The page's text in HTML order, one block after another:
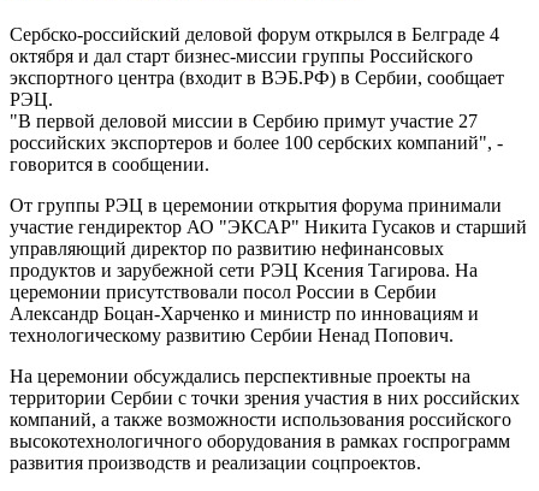
Сербско-российский деловой форум открылся в Белграде 4
октября и дал старт бизнес-миссии группы Российского
экспортного центра (входит в ВЭБ.РФ) в Сербии, сообщает
РЭЦ.
"В первой деловой миссии в Сербию примут участие 27
российских экспортеров и более 100 сербских компаний", -
говорится в сообщении.
От группы РЭЦ в церемонии открытия форума принимали
участие гендиректор АО "ЭКСАР" Никита Гусаков и старший
управляющий директор по развитию нефинансовых
продуктов и зарубежной сети РЭЦ Ксения Тагирова. На
церемонии присутствовали посол России в Сербии
Александр Боцан-Харченко и министр по инновациям и
технологическому развитию Сербии Ненад Попович.
На церемонии обсуждались перспективные проекты на
территории Сербии с точки зрения участия в них российских
компаний, а также возможности использования российского
высокотехнологичного оборудования в рамках госпрограмм
развития производств и реализации соцпроектов.